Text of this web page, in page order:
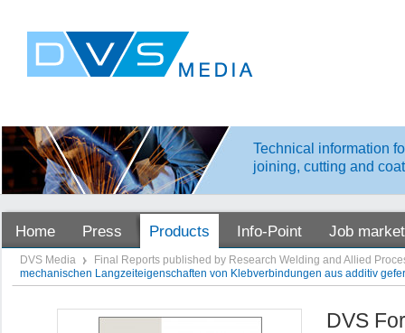
Technical information
joining, cutting and
Home Press Products Info-Point Job market
DVS Media
Final Reports published by Research Welding and Allied
mechanischen Langzeiteigenschaften von Klebverbindungen aus additiv
DVS